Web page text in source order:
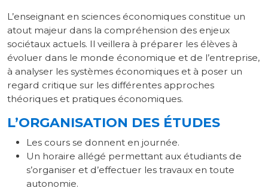
L’enseignant en sciences économiques constitue un
atout majeur dans la compréhension des enjeux
sociétaux actuels. Il veillera à préparer les élèves à
évoluer dans le monde économique et de l’entreprise,
à analyser les systèmes économiques et à poser un
regard critique sur les différentes approches
théoriques et pratiques économiques.
L’ORGANISATION DES ÉTUDES
Les cours se donnent en journée.
Un horaire allégé permettant aux étudiants de
s’organiser et d’effectuer les travaux en toute
autonomie.